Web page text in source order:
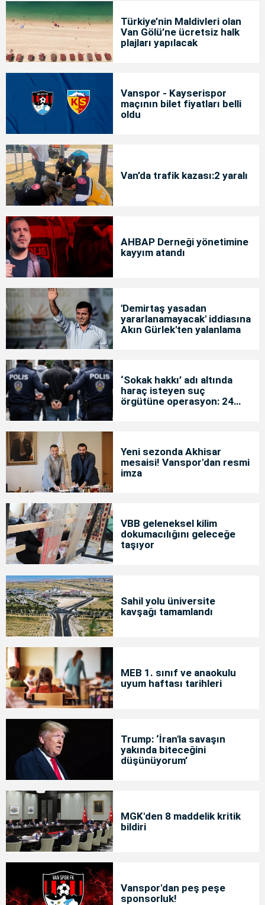
Türkiye’nin Maldivleri olan
Van Gölü’ne ücretsiz halk
plajları yapılacak
Vanspor - Kayserispor
maçının bilet fiyatları belli
oldu
Van’da trafik kazası:2 yaralı
AHBAP Derneği yönetimine
kayyım atandı
'Demirtaş yasadan
yararlanamayacak' iddiasına
Akın Gürlek'ten yalanlama
‘Sokak hakkı’ adı altında
haraç isteyen suç
örgütüne operasyon: 24
Yeni sezonda Akhisar
mesaisi! Vanspor'dan resmi
imza
VBB geleneksel kilim
dokumacılığını geleceğe
taşıyor
Sahil yolu üniversite
kavşağı tamamlandı
MEB 1. sınıf ve anaokulu
uyum haftası tarihleri
Trump: ‘İran'la savaşın
yakında biteceğini
düşünüyorum’
MGK'den 8 maddelik kritik
bildiri
Vanspor'dan peş peşe
sponsorluk!